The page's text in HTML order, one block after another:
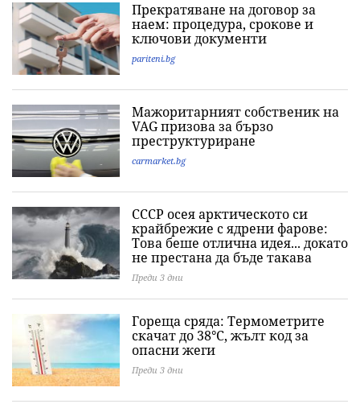
Прекратяване на договор за
наем: процедура, срокове и
ключови документи
pariteni.bg
Мажоритарният собственик на
VAG призова за бързо
преструктуриране
carmarket.bg
СССР осея арктическото си
крайбрежие с ядрени фарове:
Това беше отлична идея... докато
не престана да бъде такава
Преди 3 дни
Гореща сряда: Термометрите
скачат до 38°C, жълт код за
опасни жеги
Преди 3 дни